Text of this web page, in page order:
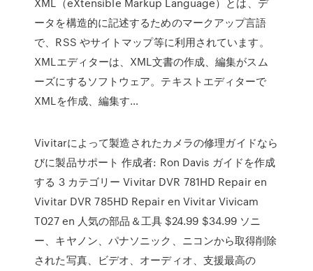
ータを構造的に記述するためのマークアップ言語
で、RSS やサイトマップ等に利用されています。
XMLエディターは、XML文書の作成、編集がスム
ーズにするソフトウェア。テキストエディターで
XMLを作成、編集す…
Vivitarによって製造されたカメラの修理ガイドなら
びに製品サポート 作成者: Ron Davis ガイドを作成
する 3 カテゴリー Vivitar DVR 781HD Repair en
Vivitar DVR 785HD Repair en Vivitar Vivicam
T027 en 人気の部品＆工具 $24.99 $34.99 ソニ
ー、キヤノン、パナソニック、ニコンから取得削除
された写真、ビデオ、オーディオ、支援最高の